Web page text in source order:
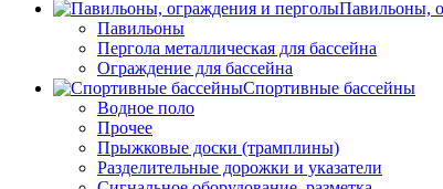
Павильоны,
Павильоны
Пергола металлическая для бассейна
Ограждение для бассейна
Спортивные бассейны
Водное поло
Прочее
Прыжковые доски (трамплины)
Разделительные дорожки и указатели